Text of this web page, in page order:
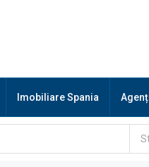
Imobiliare Spania